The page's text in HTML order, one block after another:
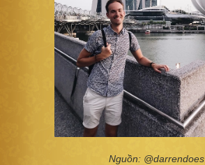
Nguồn: @darrendoes